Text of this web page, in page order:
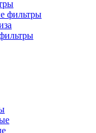
фильтры